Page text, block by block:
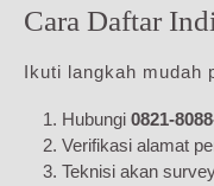
Cara Daftar
Ikuti langkah mudah
Hubungi 0821-
Verifikasi alamat
Teknisi akan